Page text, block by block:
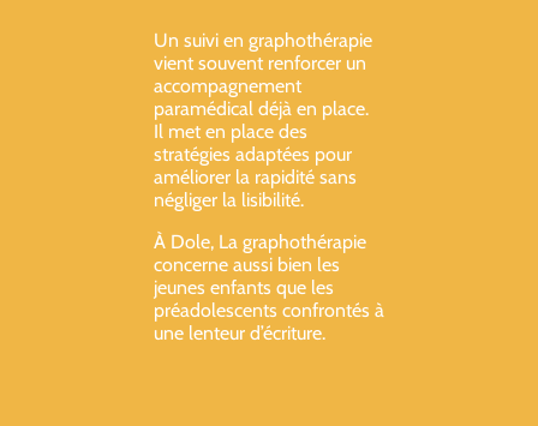
Un suivi en graphothérapie
vient souvent renforcer un
accompagnement
paramédical déjà en place.
Il met en place des
stratégies adaptées pour
améliorer la rapidité sans
négliger la lisibilité.
À Dole, La graphothérapie
concerne aussi bien les
jeunes enfants que les
préadolescents confrontés à
une lenteur d’écriture.